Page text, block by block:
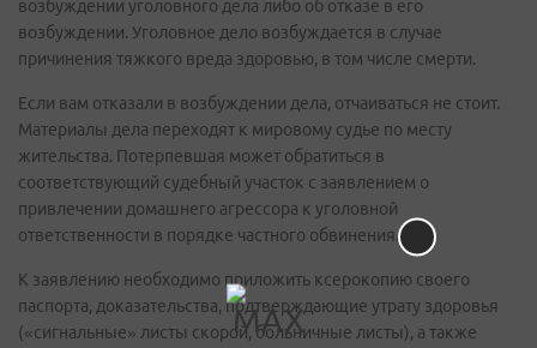
возбуждении уголовного дела либо об отказе в его
возбуждении. Уголовное дело возбуждается в случае
причинения тяжкого вреда здоровью, в том числе смерти.
Если вам отказали в возбуждении дела, отчаиваться не стоит.
Материалы дела переходят к мировому судье по месту
жительства. Потерпевшая может обратиться в
соответствующий судебный участок с заявлением о
привлечении домашнего агрессора к уголовной
ответственности в порядке частного обвинения.
К заявлению необходимо приложить ксерокопию своего
паспорта, доказательства, подтверждающие утрату здоровья
(«сигнальные» листы скорой, больничные листы), а также